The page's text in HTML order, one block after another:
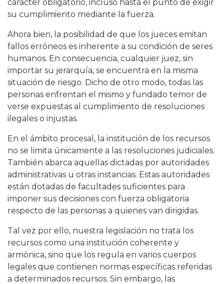
carácter obligatorio, incluso hasta el punto de exigir
su cumplimiento mediante la fuerza.
Ahora bien, la posibilidad de que los jueces emitan
fallos erróneos es inherente a su condición de seres
humanos. En consecuencia, cualquier juez, sin
importar su jerarquía, se encuentra en la misma
situación de riesgo. Dicho de otro modo, todas las
personas enfrentan el mismo y fundado temor de
verse expuestas al cumplimiento de resoluciones
ilegales o injustas.
En el ámbito procesal, la institución de los recursos
no se limita únicamente a las resoluciones judiciales.
También abarca aquellas dictadas por autoridades
administrativas u otras instancias. Estas autoridades
están dotadas de facultades suficientes para
imponer sus decisiones con fuerza obligatoria
respecto de las personas a quienes van dirigidas.
Tal vez por ello, nuestra legislación no trata los
recursos como una institución coherente y
armónica, sino que los regula en varios cuerpos
legales que contienen normas específicas referidas
a determinados recursos. Sin embargo, las